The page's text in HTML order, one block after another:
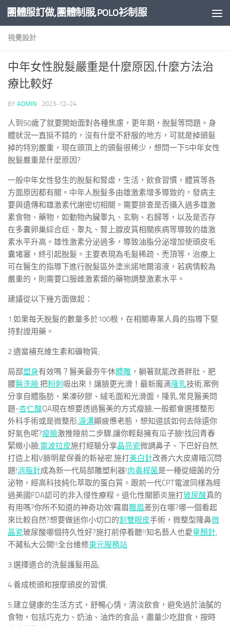
Skip to content
團體服訂做,團體制服,POLO衫制服
視覺設計
中年女性脫髮嚴重是什麼原因,什麼方法治
療比較好
BY ADMIN · 2023-12-24
人到50歲了就要開始面對各種焦慮，更年期，脫髮等問題。身
體狀況一直挺不錯的，沒有什麼不舒服的地方，可就是掉頭髮
掉的特別嚴重，現在頭頂上的頭髮很稀少，想問一下5中年女性
脫髮嚴重是什麼原因?
一般中年女性發生的脫髮和腎虛，生活，飲食習慣，體質等各
方面原因都有關。中年人脫髮多由雄激素增多導致的，發病主
要與遺傳和雄激素代謝密切相關。需要排查是否攝入過多雄激
素食物、藥物，如動物內臟睾丸、玄駒、右歸等，以及是否存
在多囊卵巢綜合症、睾丸、腎上腺皮質相關疾病等導致的雄激
素水平升高。雄性激素分泌過多，導致油脂分泌增加使頭皮毛
囊堵塞，終引起脫髮。主要表現為毛髮稀疏、禿頂等，治療上
可在醫生的指導下進行脫髮區外塗米諾地爾溶液，若病情較為
嚴重的，則需要口服雌激素類的藥物調整激素水平。
建議從以下幾方面做起：
1.如果每天脫髮的數量多於100根，在相關專業人員的指導下堅
持對證用藥。
2.適當補充維生素和礦物質;
局部塑身有效嗎？醫美最夯午休體雕 ，躺著就能改善胖肚、肥
腰醫洗臉把粉刺 吸出來！讓臉更光滑！最新魔滴隆乳技術,案例
分享自體脂肪、果凍矽膠、絨毛面和光滑面，隆乳,常見醫美問
題-杏仁酸QA現在想要透過醫美的方式瘦臉,一般都會選擇整形
外科手術或是微整形,淚溝顯疲憊老態，想知道該如何去除還你
好氣色呢?瘦臉激推睡前二步驟,讓你輕鬆擁有瓜子臉!找回青春
緊緻小臉,電波拉皮施打經驗分享晶亮瓷微調鼻子、下巴好自然,
打造上相V臉明星保養的新祕密,施打美白針改善六大皮膚暗沉問
題!消脂針成為新一代局部雕塑利器!肉毒桿菌是一種從細菌的分
泌物，經高科技純化萃取的蛋白質。跟前一代CPT電波同樣為經
過美國FDA認可的非入侵性療程。退化性關節炎施打玻尿酸真的
有用嗎?你所不知道的神奇功效!霧眉飄眉差別在哪?哪一個看起
來比較自然?想要做迷你小切口的割雙眼皮手術，微整型隆鼻微
晶瓷玻尿酸哪個持久性好?施打前停看聽!!知名藝人也愛童顏針,
不藏私大公開!!全台維修東元服務站
3.選擇適合的洗髮護髮用品;
4.養成梳頭和按摩頭皮的習慣;
5.建立健康的生活方式，舒暢心情，清淡飲食，避免過於油膩的
食物，包括巧克力、奶油、油炸的食品，盡量少吃甜食，按時